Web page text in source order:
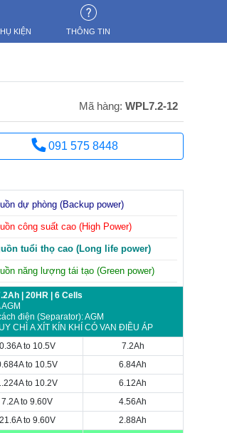
KIỆN THÔNG TIN
Mã hàng: WPL7.2-12
091 575 8448
dự phòng (Backup power)
công suất cao (High Power)
tuổi thọ cao (Long life power)
năng lượng tái tạo (Green power)
| 20HR | 6 Cells
điện (Separator): AGM
CHÌ A XÍT KÍN KHÍ CÓ VAN ĐIỀU ÁP
0.36A to 10.5V
7.2Ah
to 10.5V
6.84Ah
to 10.2V
6.12Ah
7.2A to 9.60V
4.56Ah
21.6A to 9.60V
2.88Ah